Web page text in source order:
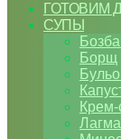
ГОТОВИМ
СУПЫ
Борщ
Крем-